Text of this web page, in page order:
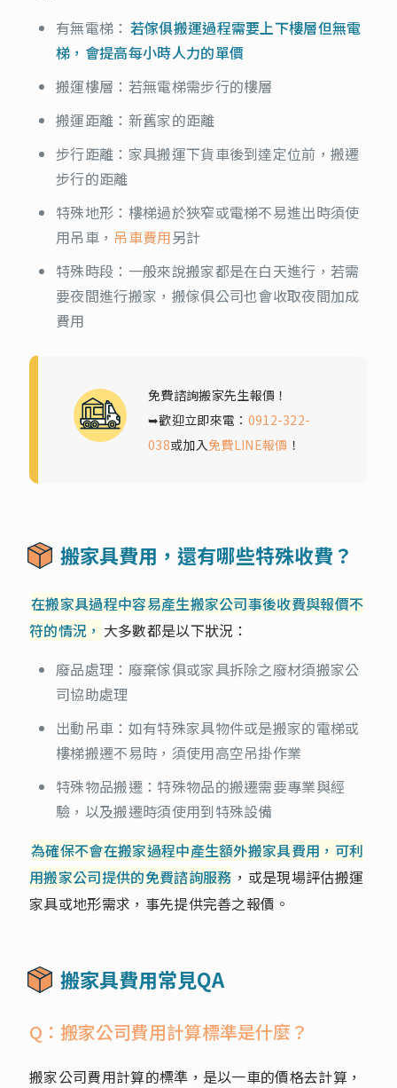
有無電梯： 若傢俱搬運過程需要上下樓層但無電
梯，會提高每小時人力的單價
搬運樓層：若無電梯需步行的樓層
搬運距離：新舊家的距離
步行距離：家具搬運下貨車後到達定位前，搬遷
步行的距離
特殊地形：樓梯過於狹窄或電梯不易進出時須使
用吊車， 吊車費用另計
特殊時段：一般來說搬家都是在白天進行，若需
要夜間進行搬家，搬傢俱公司也會收取夜間加成
費用
免費諮詢搬家先生報價！
➥歡迎立即來電： 0912-322-
038或加入免費LINE報價 ！
搬家具費用，還有哪些特殊收費？
在搬家具過程中容易產生搬家公司事後收費與報價不
符的情況， 大多數都是以下狀況：
廢品處理：廢棄傢俱或家具拆除之廢材須搬家公
司協助處理
出動吊車：如有特殊家具物件或是搬家的電梯或
樓梯搬遷不易時，須使用高空吊掛作業
特殊物品搬遷：特殊物品的搬遷需要專業與經
驗，以及搬遷時須使用到特殊設備
為確保不會在搬家過程中產生額外搬家具費用，可利
用搬家公司提供的免費諮詢服務 ，或是現場評估搬運
家具或地形需求，事先提供完善之報價。
搬家具費用常見QA
Q：搬家公司費用計算標準是什麼？
搬家公司費用計算的標準，是以一車的價格去計算，